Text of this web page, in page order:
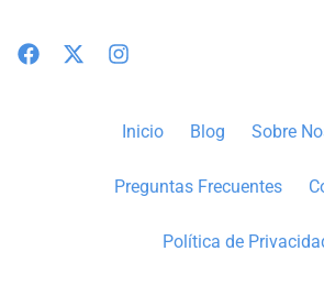
Inicio Blog Sobre
Preguntas Frecuentes
Política de